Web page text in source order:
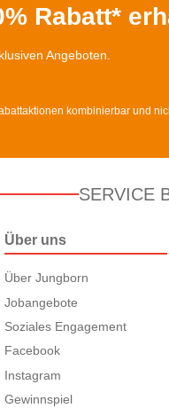
Rabatt*
Angeboten.
kombinierbar und
SERVICE
Über uns
Über Jungborn
Jobangebote
Soziales Engagement
Facebook
Instagram
Gewinnspiel